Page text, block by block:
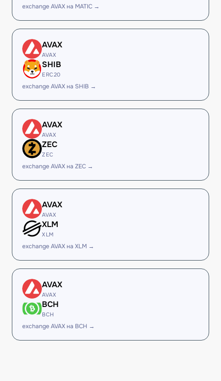
exchange AVAX на MATIC →
AVAX
AVAX
SHIB
ERC20
exchange AVAX на SHIB →
AVAX
AVAX
ZEC
ZEC
exchange AVAX на ZEC →
AVAX
AVAX
XLM
XLM
exchange AVAX на XLM →
AVAX
AVAX
BCH
BCH
exchange AVAX на BCH →